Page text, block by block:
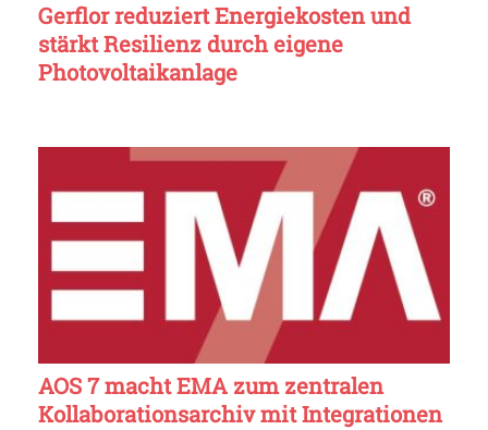
Gerflor reduziert Energiekosten und
stärkt Resilienz durch eigene
Photovoltaikanlage
AOS 7 macht EMA zum zentralen
Kollaborationsarchiv mit Integrationen